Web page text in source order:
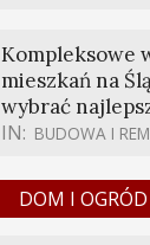
Kompleksowe
mieszkań na
wybrać
IN: BUDOWA I
DOM I OGRÓD